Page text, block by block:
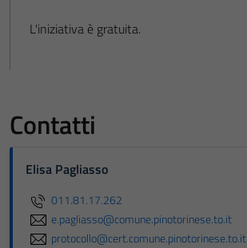
L'iniziativa è gratuita.
Contatti
Elisa Pagliasso
011.81.17.262
e.pagliasso@comune.pinotorinese.to.it
protocollo@cert.comune.pinotorinese.to.it